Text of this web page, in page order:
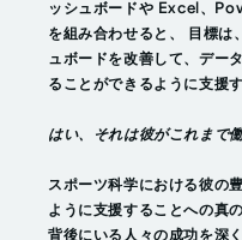
ッシュボードや Excel、
を組み合わせると、
目標は
ュボードを改善して、デー
ることができるように支援
はい、それは彼がこれまで
スポーツ科学における彼の
ように支援することへの真
背後にいる人々の成功を深